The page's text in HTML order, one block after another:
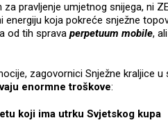
pravljenje umjetnog snijega, ni
energiju koja pokreće snježne
od tih sprava perpetuum mobile,
zagovornici Snježne kraljice u
enormne troškove:
koji ima utrku Svjetskog kupa